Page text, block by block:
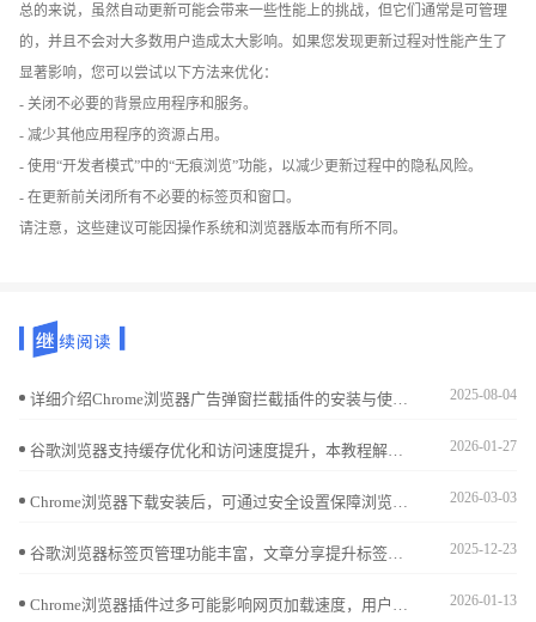
总的来说，虽然自动更新可能会带来一些性能上的挑战，但它们通常是可管理
的，并且不会对大多数用户造成太大影响。如果您发现更新过程对性能产生了
显著影响，您可以尝试以下方法来优化：
- 关闭不必要的背景应用程序和服务。
- 减少其他应用程序的资源占用。
- 使用“开发者模式”中的“无痕浏览”功能，以减少更新过程中的隐私风险。
- 在更新前关闭所有不必要的标签页和窗口。
请注意，这些建议可能因操作系统和浏览器版本而有所不同。
2025-08-04
2026-01-27
2026-03-03
2025-12-23
2026-01-13